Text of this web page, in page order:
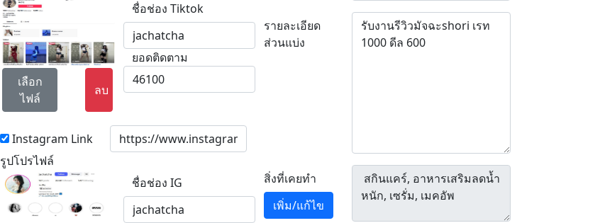
เลือก
ไฟล์
ลบ
ชื่อช่อง Tiktok
ยอดติดตาม
Instagram Link
รูปโปรไฟล์
ชื่อช่อง IG
รายละเอียด
ส่วนแบ่ง
สิ่งที่เคยทำ
เพิ่ม/แก้ไข